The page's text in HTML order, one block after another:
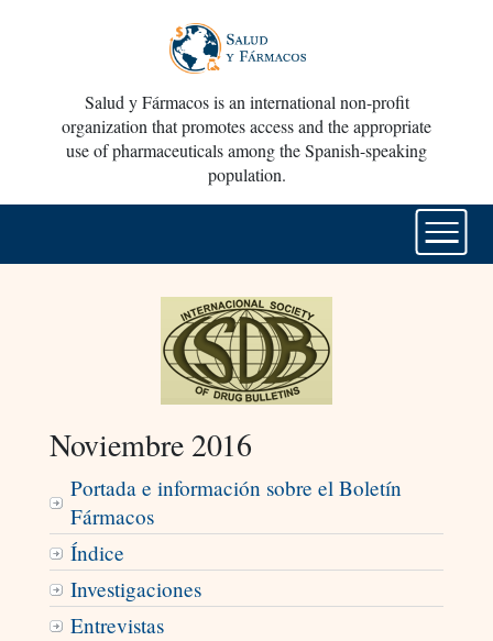
Salud y Fármacos is an international non-profit
organization that promotes access and the appropriate
use of pharmaceuticals among the Spanish-speaking
population.
Noviembre 2016
Portada e información sobre el Boletín
Fármacos
Índice
Investigaciones
Entrevistas